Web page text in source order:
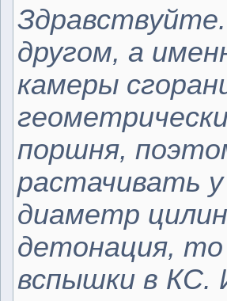
другом, а
камеры
поршня,
растачивать
диаметр
детонация,
вспышки в КС.